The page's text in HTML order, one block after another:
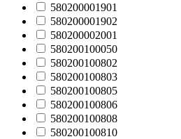
580200001901
580200001902
580200002001
580200100050
580200100802
580200100803
580200100805
580200100806
580200100808
580200100810